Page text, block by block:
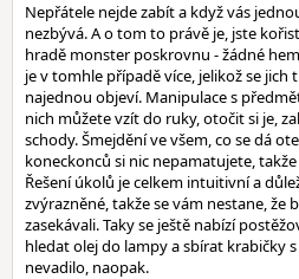
Nepřátele nejde zabít a když vás
nezbývá. A o tom to právě je, jste
hradě monster poskrovnu - žádné
je v tomhle případě více, jelikož se jich
najednou objeví. Manipulace s
nich můžete vzít do ruky, otočit si je,
schody. Šmejdění ve všem, co se dá
koneckonců si nic nepamatujete,
Řešení úkolů je celkem intuitivní a
zvýrazněné, takže se vám nestane, že
zasekávali. Taky se ještě nabízí
hledat olej do lampy a sbírat krabičky
nevadilo, naopak.